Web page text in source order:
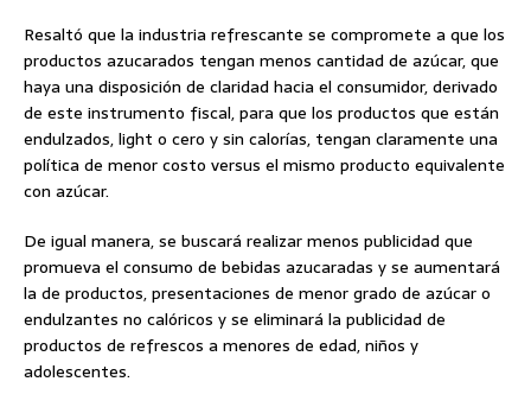
Resaltó que la industria refrescante se compromete a que los
productos azucarados tengan menos cantidad de azúcar, que
haya una disposición de claridad hacia el consumidor, derivado
de este instrumento fiscal, para que los productos que están
endulzados, light o cero y sin calorías, tengan claramente una
política de menor costo versus el mismo producto equivalente
con azúcar.
De igual manera, se buscará realizar menos publicidad que
promueva el consumo de bebidas azucaradas y se aumentará
la de productos, presentaciones de menor grado de azúcar o
endulzantes no calóricos y se eliminará la publicidad de
productos de refrescos a menores de edad, niños y
adolescentes.